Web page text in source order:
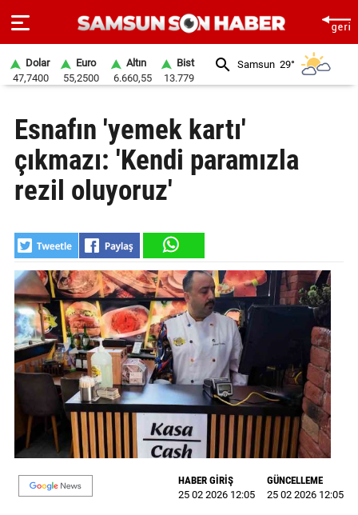
SAYFA
SAMSUN
HABER
GÜNDEM
SİYASET
EKONOMİ
DÜNYA
MAGAZİN
GALERİ
VİDEO
YAZARLAR
Dolar
47,7400
Euro
55,2500
Altın
6.660,55
Bist
13.779
Samsun 29°
Esnafın 'yemek kartı'
çıkmazı: 'Kendi paramızla
rezil oluyoruz'
HABER GİRİŞ
25 02 2026 12:05
GÜNCELLEME
25 02 2026 12:05